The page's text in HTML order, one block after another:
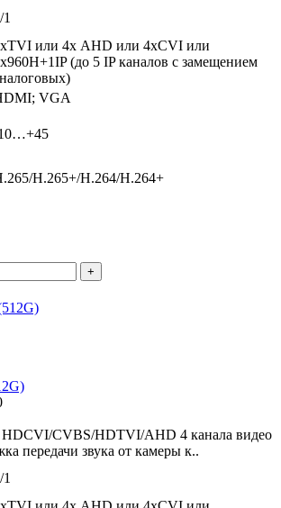
1
или 4х AHD или 4xCVI или
(до 5 IP каналов с замещением
VGA
H.265+/H.264/H.264+
+
HDCVI/CVBS/HDTVI/AHD 4 канала видео
передачи звука от камеры к..
1